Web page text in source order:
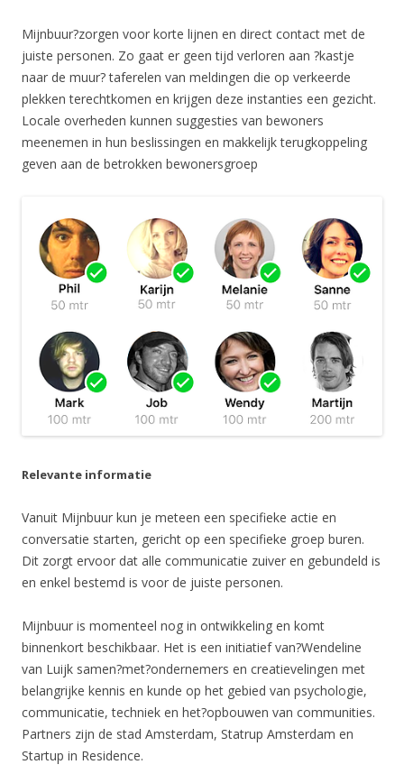
Mijnbuur?zorgen voor korte lijnen en direct contact met de
juiste personen. Zo gaat er geen tijd verloren aan ?kastje
naar de muur? taferelen van meldingen die op verkeerde
plekken terechtkomen en krijgen deze instanties een gezicht.
Locale overheden kunnen suggesties van bewoners
meenemen in hun beslissingen en makkelijk terugkoppeling
geven aan de betrokken bewonersgroep
Relevante informatie
Vanuit Mijnbuur kun je meteen een specifieke actie en
conversatie starten, gericht op een specifieke groep buren.
Dit zorgt ervoor dat alle communicatie zuiver en gebundeld is
en enkel bestemd is voor de juiste personen.
Mijnbuur is momenteel nog in ontwikkeling en komt
binnenkort beschikbaar. Het is een initiatief van?Wendeline
van Luijk samen?met?ondernemers en creatievelingen met
belangrijke kennis en kunde op het gebied van psychologie,
communicatie, techniek en het?opbouwen van communities.
Partners zijn de stad Amsterdam, Statrup Amsterdam en
Startup in Residence.